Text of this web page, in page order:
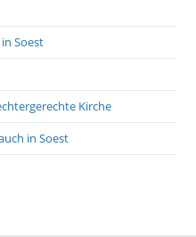
Soest
Kirche
in Soest